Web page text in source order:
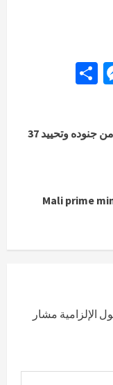
مالي: الجيش المالي يعلن عن مقتل ستة من جنوده وتحييد 37
Mali prime
الإلزامية مشار